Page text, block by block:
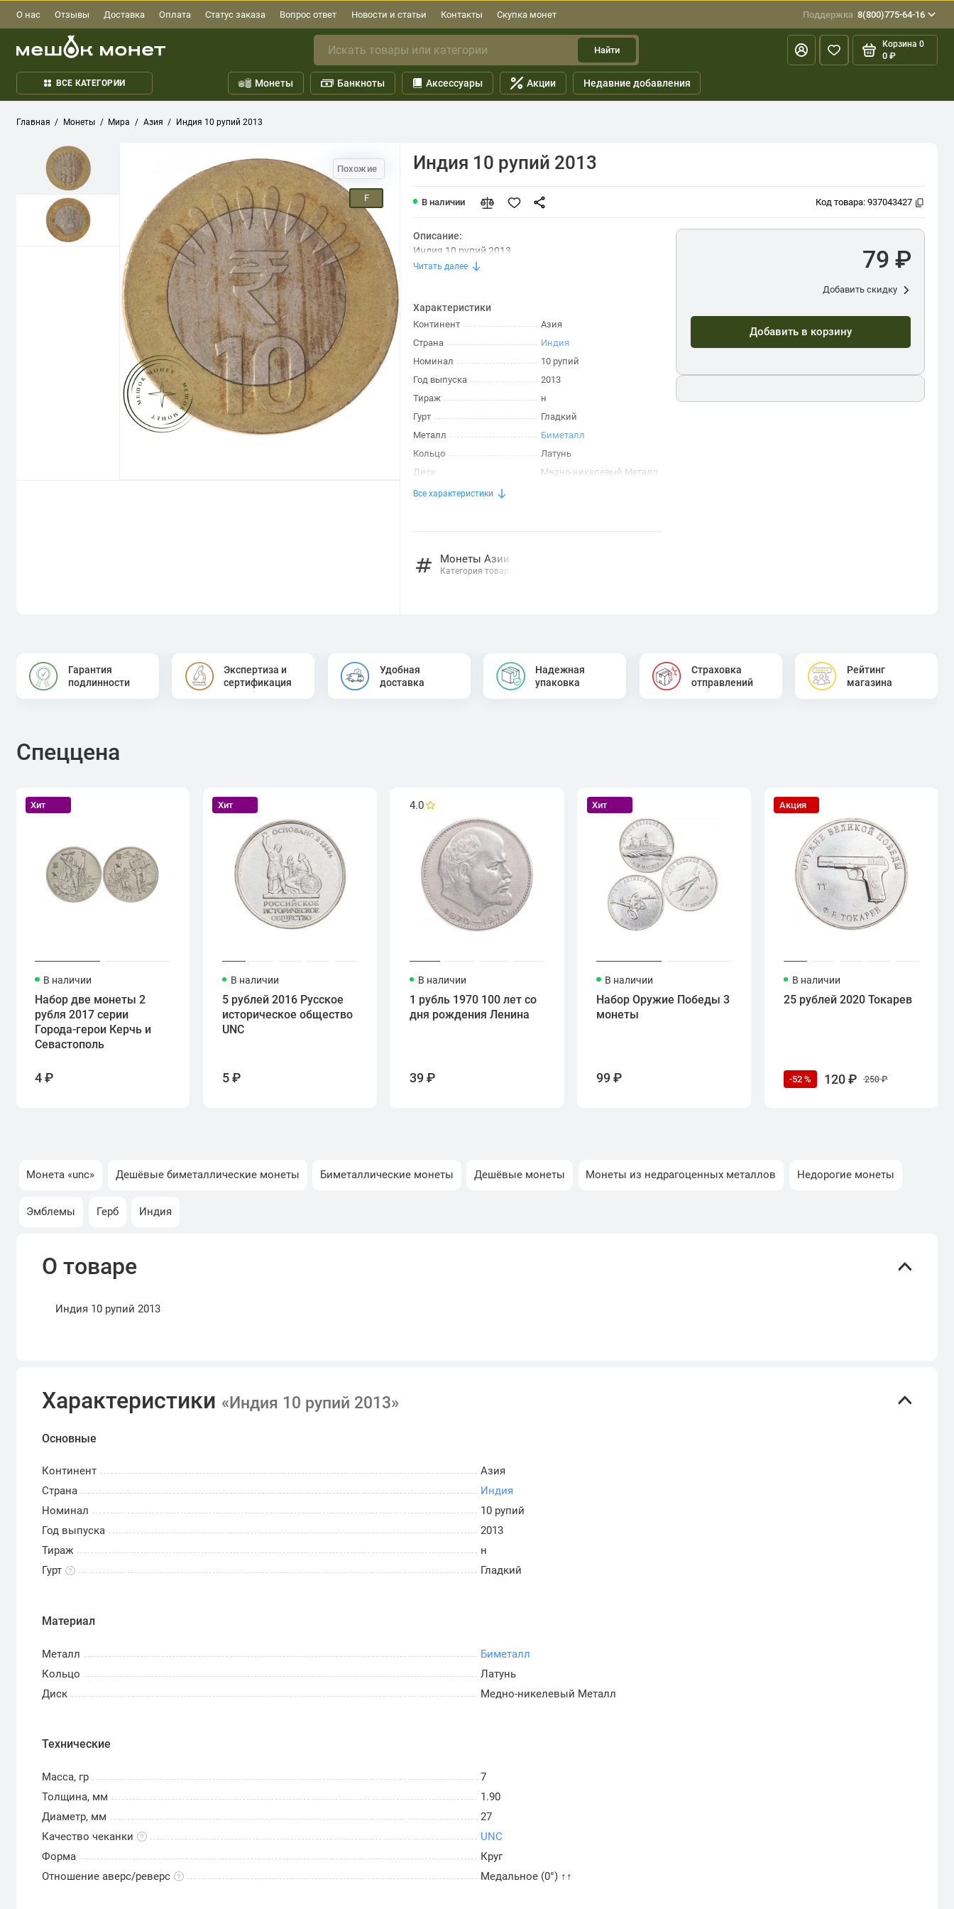
О нас Отзывы Доставка Оплата Статус заказа Вопрос ответ Новости и статьи Контакты Скупка монет Поддержка 8(800)775-64-16
Найти
Корзина 0
0 ₽
ВСЕ КАТЕГОРИИ Монеты Банкноты Аксессуары Акции Недавние добавления
Главная Монеты Мира Азия Индия 10 рупий 2013
Похожие
F
Индия 10 рупий 2013
В наличии Код товара: 937043427
Описание:
Индия 10 рупий 2013
Читать далее
Характеристики
Континент
Азия
Страна
Индия
Номинал
10 рупий
Год выпуска
2013
Тираж
н
Гурт
Гладкий
Металл
Биметалл
Кольцо
Латунь
Диск
Медно-никелевый Металл
Все характеристики
Монеты Азии
Категория товара
79 ₽
Добавить скидку
Добавить в корзину
Гарантия
подлинности
Экспертиза и
сертификация
Удобная
доставка
Надежная
упаковка
Страховка
отправлений
Рейтинг
магазина
Спеццена
Хит
В наличии
Набор две монеты 2
рубля 2017 серии
Города-герои Керчь и
Севастополь
4 ₽
Хит
В наличии
5 рублей 2016 Русское
историческое общество
UNC
5 ₽
4.0
В наличии
1 рубль 1970 100 лет со
дня рождения Ленина
39 ₽
Хит
В наличии
Набор Оружие Победы 3
монеты
99 ₽
Акция
В наличии
25 рублей 2020 Токарев
-52 % 120 ₽ 250 ₽
Монета «unc» Дешёвые биметаллические монеты Биметаллические монеты Дешёвые монеты Монеты из недрагоценных металлов Недорогие монеты
Эмблемы Герб Индия
О товаре
Индия 10 рупий 2013
Характеристики «Индия 10 рупий 2013»
Основные
Континент
Азия
Страна
Индия
Номинал
10 рупий
Год выпуска
2013
Тираж
н
Гурт
Гладкий
Материал
Металл
Биметалл
Кольцо
Латунь
Диск
Медно-никелевый Металл
Технические
Масса, гр
7
Толщина, мм
1.90
Диаметр, мм
27
Качество чеканки
UNC
Форма
Круг
Отношение аверс/реверс
Медальное (0°) ↑↑